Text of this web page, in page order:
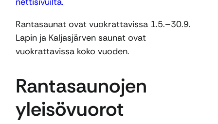
Rantasaunat ovat vuokrattavissa 1.5.–30.9.
Lapin ja Kaljasjärven saunat ovat
vuokrattavissa koko vuoden.
Rantasaunojen
yleisövuorot